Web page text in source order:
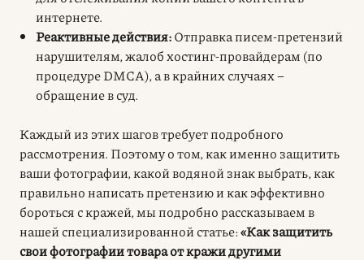
интернете.
Реактивные действия:Отправка писем-претензий
нарушителям, жалоб хостинг-провайдерам (по
процедуре DMCA), а в крайних случаях –
обращение в суд.
Каждый из этих шагов требует подробного
рассмотрения. Поэтому о том, как именно защитить
ваши фотографии, какой водяной знак выбрать, как
правильно написать претензию и как эффективно
бороться с кражей, мы подробно рассказываем в
нашей специализированной статье:«Как защитить
свои фотографии товара от кражи другими